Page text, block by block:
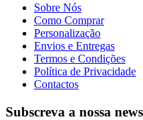
Sobre Nós
Como Comprar
Personalização
Envios e Entregas
Termos e Condições
Política de Privacidade
Contactos
Subscreva a nossa